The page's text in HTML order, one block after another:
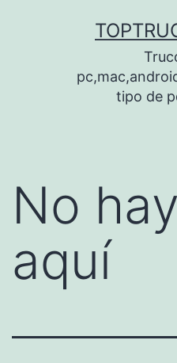
tipo de
No
aquí